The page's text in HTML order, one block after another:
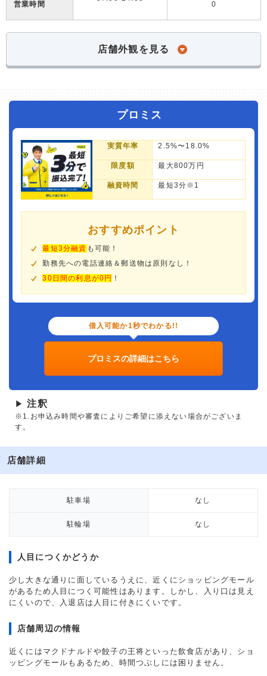
営業時間
0
店舗外観を見る
プロミス
実質年率 2.5%〜18.0%
限度額 最大800万円
融資時間 最短3分※1
おすすめポイント
最短3分融資 も可能！
勤務先への電話連絡＆郵送物は原則なし！
30日間の利息が0円 ！
借入可能か1秒でわかる!!
プロミスの詳細はこちら
▶ 注釈
※1.お申込み時間や審査によりご希望に添えない場合がございま
す。
店舗詳細
駐車場 なし
駐輪場 なし
人目につくかどうか
少し大きな通りに面しているうえに、近くにショッピングモール
があるため人目につく可能性はあります。しかし、入り口は見え
にくいので、入退店は人目に付きにくいです。
店舗周辺の情報
近くにはマクドナルドや餃子の王将といった飲食店があり、ショ
ッピングモールもあるため、時間つぶしには困りません。